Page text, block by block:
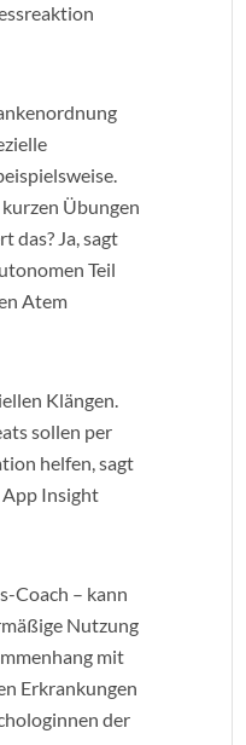
Übungen
das? Ja, sagt
Teil
Atem
Klängen.
sollen per
helfen, sagt
App Insight
Coach – kann
Nutzung
mit
Erkrankungen
der